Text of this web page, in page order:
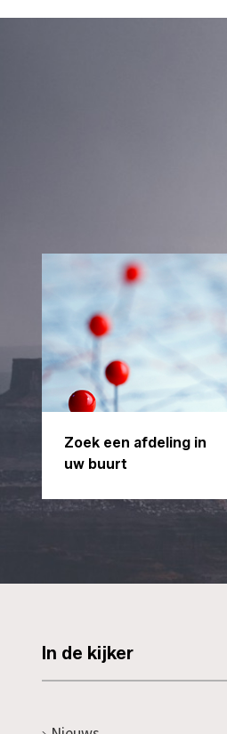
Zoek een afdeling in
uw buurt
In de kijker